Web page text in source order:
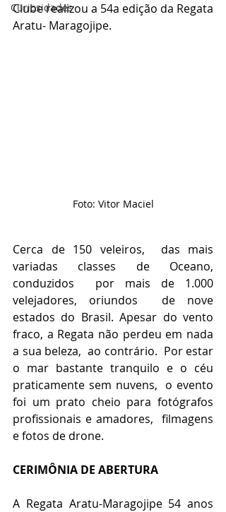
Curiosidades
Clube realizou a 54a edição da Regata
Aratu- Maragojipe.
Foto: Vitor Maciel
Cerca de 150 veleiros,  das mais
variadas classes de Oceano,
conduzidos  por mais de 1.000
velejadores, oriundos  de nove
estados do Brasil. Apesar do vento
fraco, a Regata não perdeu em nada
a sua beleza,  ao contrário.  Por estar
o mar bastante tranquilo e o céu
praticamente sem nuvens,  o evento
foi um prato cheio para fotógrafos
profissionais e amadores,  filmagens
e fotos de drone.
CERIMÔNIA DE ABERTURA
A Regata Aratu-Maragojipe 54 anos